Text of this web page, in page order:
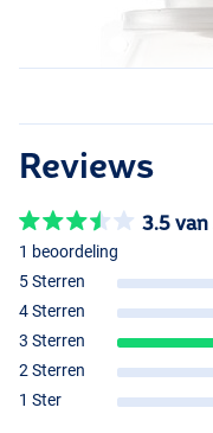
Reviews
3.5
1 beoordeling
5 Sterren
4 Sterren
3 Sterren
2 Sterren
1 Ster